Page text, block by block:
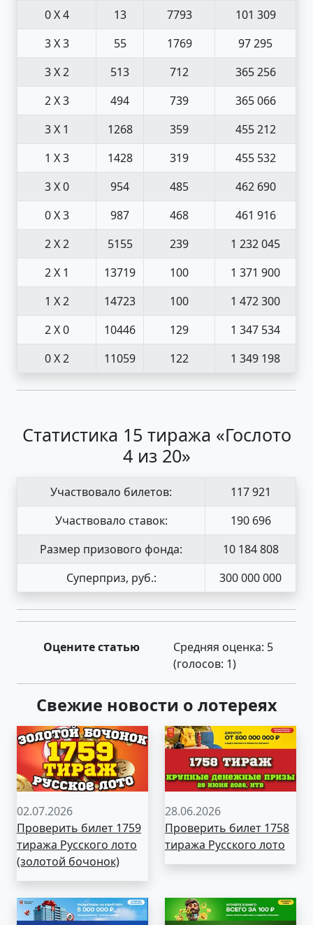
0 X 4 13 7793
101 309
3 X 3
55 1769
97 295
3 X 2
513 712
365 256
2 X 3
494 739
365 066
3 X 1
1268 359
455 212
1 X 3
1428 319
455 532
3 X 0
954 485
462 690
0 X 3
987 468
461 916
2 X 2
5155 239
1 232 045
2 X 1
13719 100
1 371 900
1 X 2
14723 100
1 472 300
2 X 0
10446 129
1 347 534
0 X 2
11059 122 1 349 198
Статистика 15 тиража «Гослото
4 из 20»
Участвовало билетов:
117 921
Участвовало ставок:
190 696
Размер призового фонда:
10 184 808
Суперприз, руб.:
300 000 000
Оцените статью Средняя оценка: 5
(голосов: 1)
Свежие новости о лотереях
02.07.2026
Проверить билет 1759
тиража Русского лото
(золотой бочонок)
28.06.2026
Проверить билет 1758
тиража Русского лото